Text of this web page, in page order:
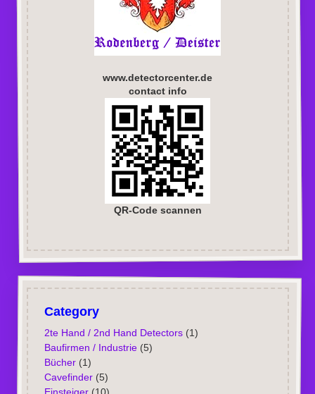
www.detectorcenter.de
contact info
QR-Code scannen
Category
2te Hand / 2nd Hand Detectors(1)
Baufirmen / Industrie(5)
Bücher(1)
Cavefinder(5)